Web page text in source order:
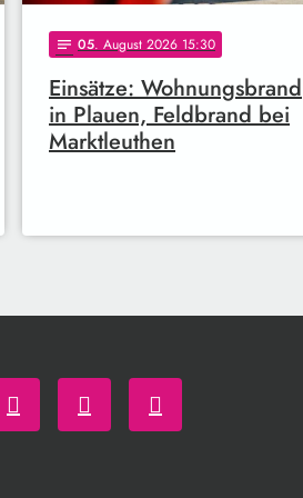
notes 05. August 2026 15:30
Einsätze: Wohnungsbrand
in Plauen, Feldbrand bei
Marktleuthen